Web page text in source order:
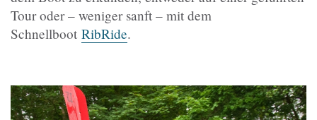
Tour oder – weniger sanft – mit dem
Schnellboot RibRide.